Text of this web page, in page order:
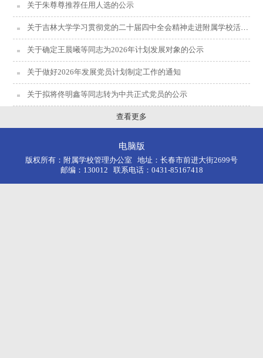
关于朱尊尊推荐任用人选的公示
关于吉林大学学习贯彻党的二十届四中全会精神走进附属学校活动的通知
关于确定王晨曦等同志为2026年计划发展对象的公示
关于做好2026年发展党员计划制定工作的通知
关于拟将佟明鑫等同志转为中共正式党员的公示
查看更多
电脑版
版权所有：附属学校管理办公室 地址：长春市前进大街2699号
邮编：130012 联系电话：0431-85167418